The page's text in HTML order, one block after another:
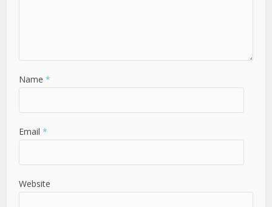
Name *
Email *
Website